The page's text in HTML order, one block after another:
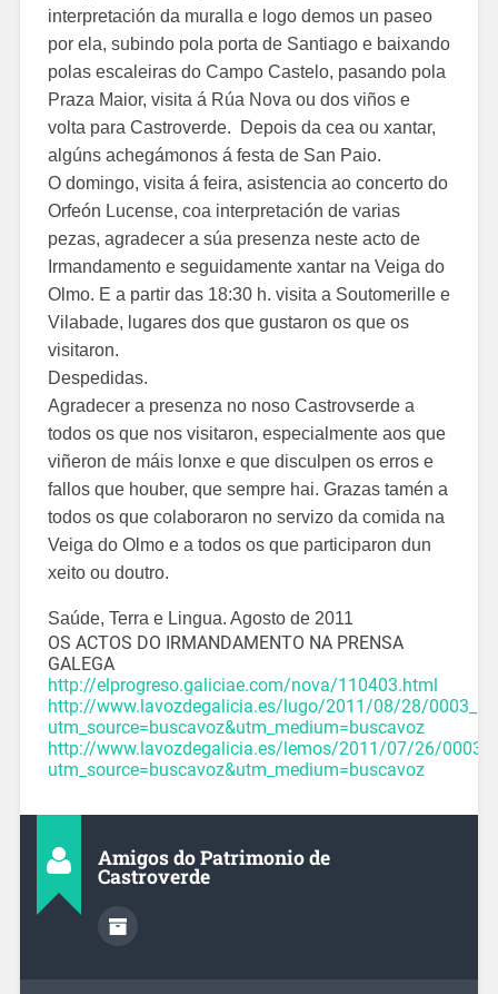
interpretación da muralla e logo demos un paseo
por ela, subindo pola porta de Santiago e baixando
polas escaleiras do Campo Castelo, pasando pola
Praza Maior, visita á Rúa Nova ou dos viños e
volta para Castroverde. Depois da cea ou xantar,
algúns achegámonos á festa de San Paio.
O domingo, visita á feira, asistencia ao concerto do
Orfeón Lucense, coa interpretación de varias
pezas, agradecer a súa presenza neste acto de
Irmandamento e seguidamente xantar na Veiga do
Olmo. E a partir das 18:30 h. visita a Soutomerille e
Vilabade, lugares dos que gustaron os que os
visitaron.
Despedidas.
Agradecer a presenza no noso Castrovserde a
todos os que nos visitaron, especialmente aos que
viñeron de máis lonxe e que disculpen os erros e
fallos que houber, que sempre hai. Grazas tamén a
todos os que colaboraron no servizo da comida na
Veiga do Olmo e a todos os que participaron dun
xeito ou doutro.
Saúde, Terra e Lingua. Agosto de 2011
OS ACTOS DO IRMANDAMENTO NA PRENSA
GALEGA
http://elprogreso.galiciae.com/nova/110403.html
http://www.lavozdegalicia.es/lugo/2011/08/28/
utm_source=buscavoz&utm_medium=buscavoz
http://www.lavozdegalicia.es/lemos/2011/07/26/
utm_source=buscavoz&utm_medium=buscavoz
Amigos do Patrimonio de
Castroverde